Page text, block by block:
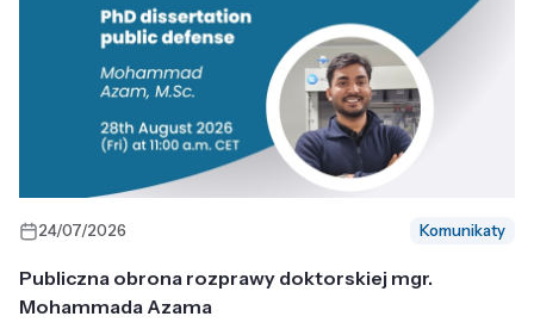
24/07/2026 Komunikaty
Publiczna obrona rozprawy doktorskiej mgr.
Mohammada Azama